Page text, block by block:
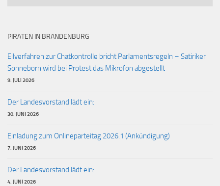
PIRATEN IN BRANDENBURG
Eilverfahren zur Chatkontrolle bricht Parlamentsregeln – Satiriker
Sonneborn wird bei Protest das Mikrofon abgestellt
9. JULI 2026
Der Landesvorstand lädt ein:
30. JUNI 2026
Einladung zum Onlineparteitag 2026.1 (Ankündigung)
7. JUNI 2026
Der Landesvorstand lädt ein:
4. JUNI 2026